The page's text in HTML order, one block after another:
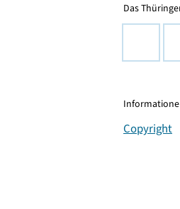
Das
Copyright